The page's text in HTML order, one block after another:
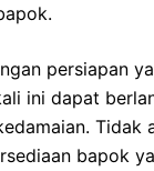
persiapan
ini dapat
Tidak
bapok